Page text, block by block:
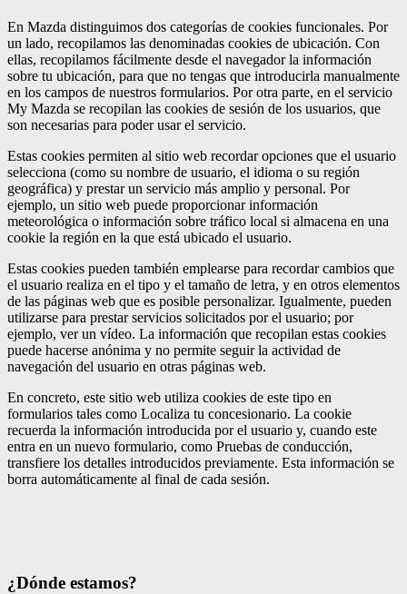
En Mazda distinguimos dos categorías de cookies funcionales. Por
un lado, recopilamos las denominadas cookies de ubicación. Con
ellas, recopilamos fácilmente desde el navegador la información
sobre tu ubicación, para que no tengas que introducirla manualmente
en los campos de nuestros formularios. Por otra parte, en el servicio
My Mazda se recopilan las cookies de sesión de los usuarios, que
son necesarias para poder usar el servicio.
Estas cookies permiten al sitio web recordar opciones que el usuario
selecciona (como su nombre de usuario, el idioma o su región
geográfica) y prestar un servicio más amplio y personal. Por
ejemplo, un sitio web puede proporcionar información
meteorológica o información sobre tráfico local si almacena en una
cookie la región en la que está ubicado el usuario.
Estas cookies pueden también emplearse para recordar cambios que
el usuario realiza en el tipo y el tamaño de letra, y en otros elementos
de las páginas web que es posible personalizar. Igualmente, pueden
utilizarse para prestar servicios solicitados por el usuario; por
ejemplo, ver un vídeo. La información que recopilan estas cookies
puede hacerse anónima y no permite seguir la actividad de
navegación del usuario en otras páginas web.
En concreto, este sitio web utiliza cookies de este tipo en
formularios tales como Localiza tu concesionario. La cookie
recuerda la información introducida por el usuario y, cuando este
entra en un nuevo formulario, como Pruebas de conducción,
transfiere los detalles introducidos previamente. Esta información se
borra automáticamente al final de cada sesión.
¿Dónde estamos?